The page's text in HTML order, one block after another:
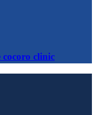
cocoro clinic